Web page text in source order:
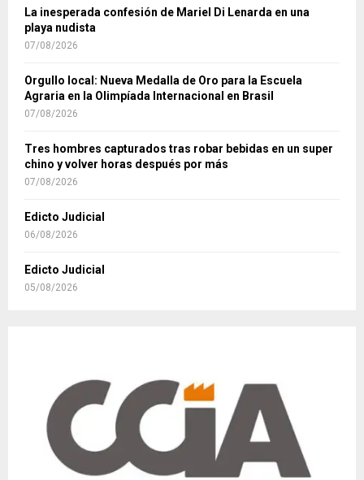
La inesperada confesión de Mariel Di Lenarda en una
playa nudista
07/08/2026
Orgullo local: Nueva Medalla de Oro para la Escuela
Agraria en la Olimpíada Internacional en Brasil
07/08/2026
Tres hombres capturados tras robar bebidas en un super
chino y volver horas después por más
07/08/2026
Edicto Judicial
06/08/2026
Edicto Judicial
05/08/2026